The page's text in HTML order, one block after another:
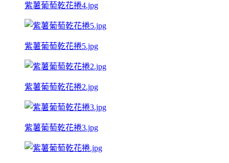
紫薯葡萄乾花捲4.jpg
紫薯葡萄乾花捲5.jpg
紫薯葡萄乾花捲2.jpg
紫薯葡萄乾花捲3.jpg